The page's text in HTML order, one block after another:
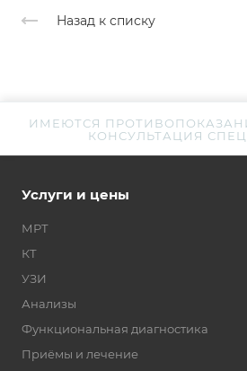
Назад к списку
ИМЕЮТСЯ
КОНСУЛЬТАЦИЯ
Услуги и цены
МРТ
КТ
УЗИ
Анализы
Функциональная диагностика
Приёмы и лечение